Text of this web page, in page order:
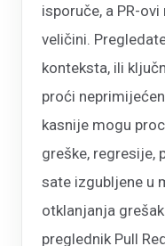
isporuče, a PR-
veličini.
konteksta, ili
proći
kasnije mogu
greške, regresije,
sate izgubljene u
otklanjanja
preglednik Pull